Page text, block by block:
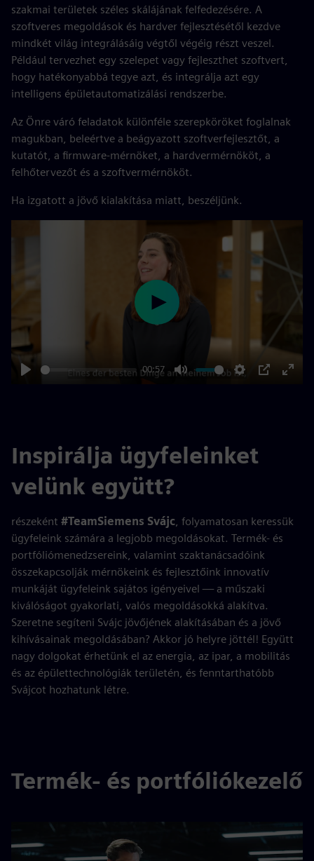
szakmai területek széles skálájának felfedezésére. A
szoftveres megoldások és hardver fejlesztésétől kezdve
mindkét világ integrálásáig végtől végéig részt veszel.
Például tervezhet egy szelepet vagy fejleszthet szoftvert,
hogy hatékonyabbá tegye azt, és integrálja azt egy
intelligens épületautomatizálási rendszerbe.
Az Önre váró feladatok különféle szerepköröket foglalnak
magukban, beleértve a beágyazott szoftverfejlesztőt, a
kutatót, a firmware-mérnöket, a hardvermérnököt, a
felhőtervezőt és a szoftvermérnököt.
Ha izgatott a jövő kialakítása miatt, beszéljünk.
00:57
Play
Inspirálja ügyfeleinket
velünk együtt?
részeként #TeamSiemens Svájc, folyamatosan keressük
ügyfeleink számára a legjobb megoldásokat. Termék- és
portfóliómenedzsereink, valamint szaktanácsadóink
összekapcsolják mérnökeink és fejlesztőink innovatív
munkáját ügyfeleink sajátos igényeivel — a műszaki
kiválóságot gyakorlati, valós megoldásokká alakítva.
Szeretne segíteni Svájc jövőjének alakításában és a jövő
kihívásainak megoldásában? Akkor jó helyre jöttél! Együtt
nagy dolgokat érhetünk el az energia, az ipar, a mobilitás
és az épülettechnológiák területén, és fenntarthatóbb
Svájcot hozhatunk létre.
Termék- és portfóliókezelő